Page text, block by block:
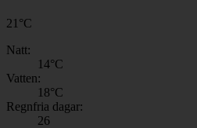
21 °C
Natt:
14°C
Vatten:
18°C
Regnfria dagar:
26